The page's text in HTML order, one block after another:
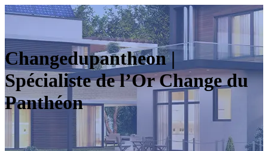
Chan­gedu­pantheon |
Spécialiste de l’Or Change du
Panthéon